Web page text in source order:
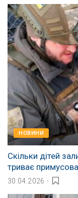
НОВИНИ
Скільки дітей
триває
30.04.2026